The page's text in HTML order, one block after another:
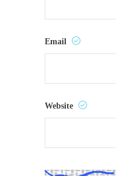
Email
Website